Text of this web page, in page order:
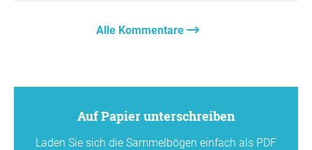
Alle Kommentare
Auf Papier unterschreiben
Laden Sie sich die Sammelbögen einfach als PDF